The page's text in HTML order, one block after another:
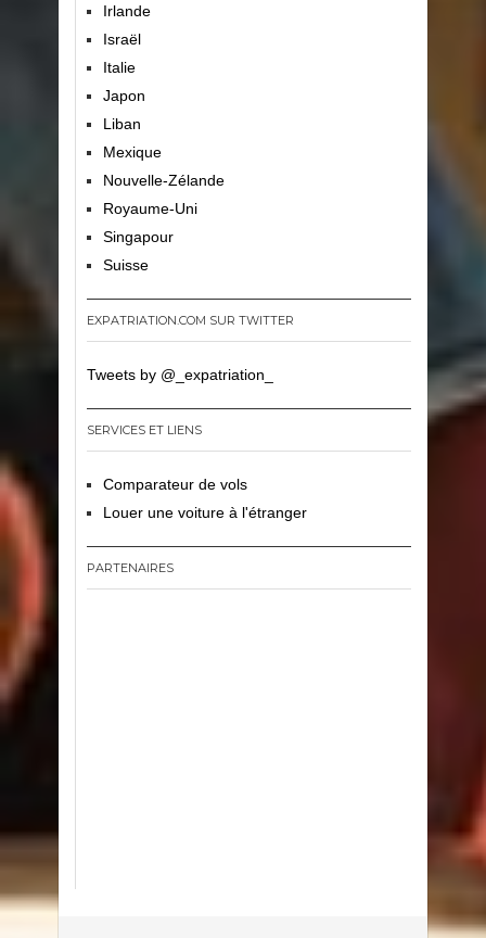
Irlande
Israël
Italie
Japon
Liban
Mexique
Nouvelle-Zélande
Royaume-Uni
Singapour
Suisse
EXPATRIATION.COM SUR TWITTER
Tweets by @_expatriation_
SERVICES ET LIENS
Comparateur de vols
Louer une voiture à l'étranger
PARTENAIRES